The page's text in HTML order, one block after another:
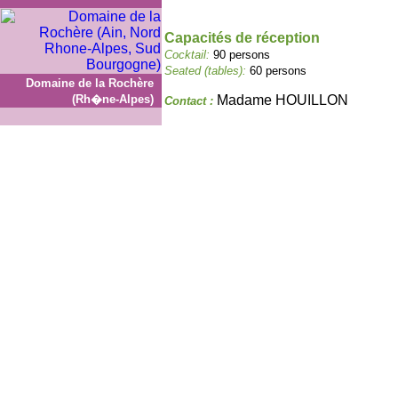
Domaine de la Rochère
(Rh�ne-Alpes)
Capacités de réception
Cocktail: 90 persons
Seated (tables): 60 persons
Contact : Madame HOUILLON